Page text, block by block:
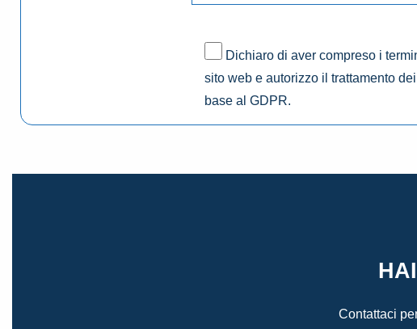
Dichiaro di aver compreso i
sito web e autorizzo il trattamento
base al GDPR.
Contattaci